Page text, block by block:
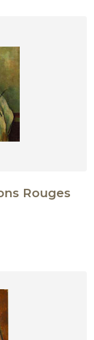
Rouges